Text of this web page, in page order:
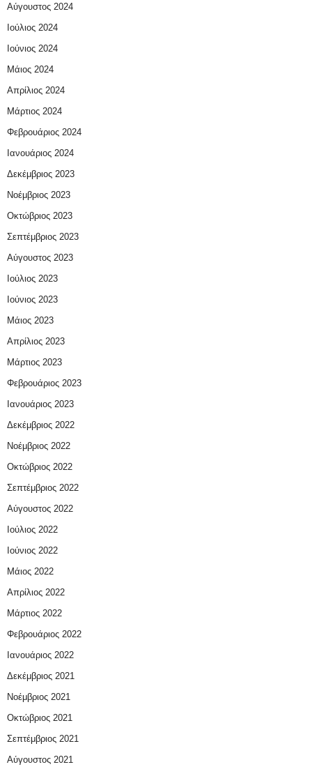
Αύγουστος 2024
Ιούλιος 2024
Ιούνιος 2024
Μάιος 2024
Απρίλιος 2024
Μάρτιος 2024
Φεβρουάριος 2024
Ιανουάριος 2024
Δεκέμβριος 2023
Νοέμβριος 2023
Οκτώβριος 2023
Σεπτέμβριος 2023
Αύγουστος 2023
Ιούλιος 2023
Ιούνιος 2023
Μάιος 2023
Απρίλιος 2023
Μάρτιος 2023
Φεβρουάριος 2023
Ιανουάριος 2023
Δεκέμβριος 2022
Νοέμβριος 2022
Οκτώβριος 2022
Σεπτέμβριος 2022
Αύγουστος 2022
Ιούλιος 2022
Ιούνιος 2022
Μάιος 2022
Απρίλιος 2022
Μάρτιος 2022
Φεβρουάριος 2022
Ιανουάριος 2022
Δεκέμβριος 2021
Νοέμβριος 2021
Οκτώβριος 2021
Σεπτέμβριος 2021
Αύγουστος 2021